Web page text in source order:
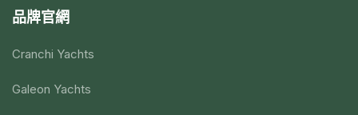
品牌官網
Cranchi Yachts
Galeon Yachts